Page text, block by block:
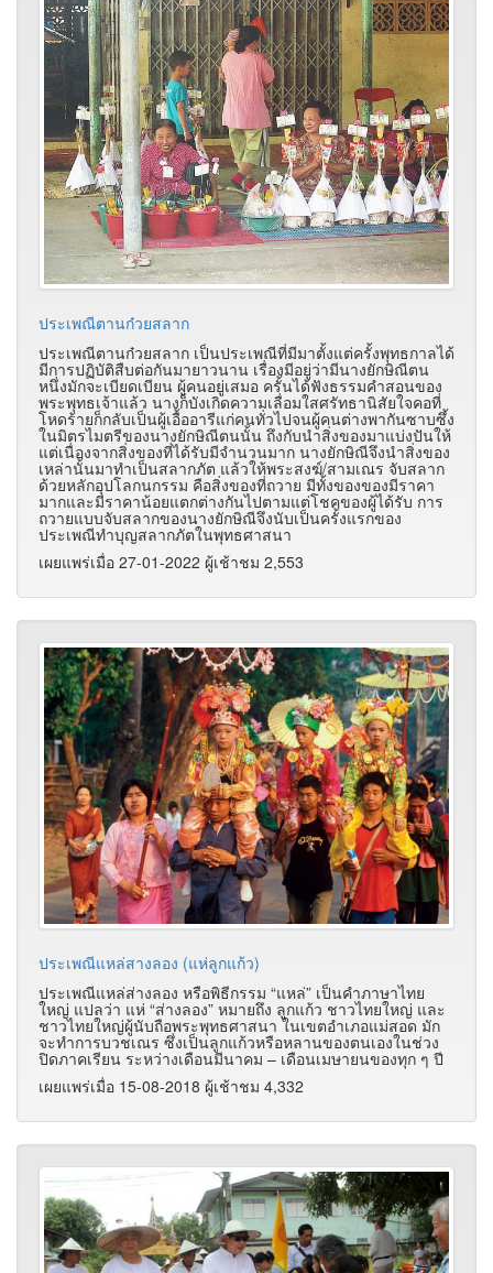
ประเพณีตานก๋วยสลาก
ประเพณีตานก๋วยสลาก เป็นประเพณีที่มีมาตั้งแต่ครั้งพุทธกาลได้
มีการปฏิบัติสืบต่อกันมายาวนาน เรื่องมีอยู่ว่ามีนางยักษิณีตน
หนึ่งมักจะเบียดเบียน ผู้คนอยู่เสมอ ครั้นได้ฟังธรรมคำสอนของ
พระพุทธเจ้าแล้ว นางก็บังเกิดความเลื่อมใสศรัทธานิสัยใจคอที่
โหดร้ายก็กลับเป็นผู้เอื้ออารีแก่คนทั่วไปจนผู้คนต่างพากันซาบซึ้ง
ในมิตรไมตรีของนางยักษิณีตนนั้น ถึงกับนำสิ่งของมาแบ่งปันให้
แต่เนื่องจากสิ่งของที่ได้รับมีจำนวนมาก นางยักษิณีจึงนำสิ่งของ
เหล่านั้นมาทำเป็นสลากภัต แล้วให้พระสงฆ์/สามเณร จับสลาก
ด้วยหลักอุปโลกนกรรม คือสิ่งของที่ถวาย มีทั้งของของมีราคา
มากและมีราคาน้อยแตกต่างกันไปตามแต่โชคของผู้ได้รับ การ
ถวายแบบจับสลากของนางยักษิณีจึงนับเป็นครั้งแรกของ
ประเพณีทำบุญสลากภัตในพุทธศาสนา
เผยแพร่เมื่อ 27-01-2022 ผู้เช้าชม 2,553
ประเพณีแหล่สางลอง (แห่ลูกแก้ว)
ประเพณีแหล่ส่างลอง หรือพิธีกรรม “แหล่” เป็นคำภาษาไทย
ใหญ่ แปลว่า แห่ “ส่างลอง” หมายถึง ลูกแก้ว ชาวไทยใหญ่ และ
ชาวไทยใหญ่ผู้นับถือพระพุทธศาสนา ในเขตอำเภอแม่สอด มัก
จะทำการบวชเณร ซึ่งเป็นลูกแก้วหรือหลานของตนเองในช่วง
ปิดภาคเรียน ระหว่างเดือนมีนาคม – เดือนเมษายนของทุก ๆ ปี
เผยแพร่เมื่อ 15-08-2018 ผู้เช้าชม 4,332